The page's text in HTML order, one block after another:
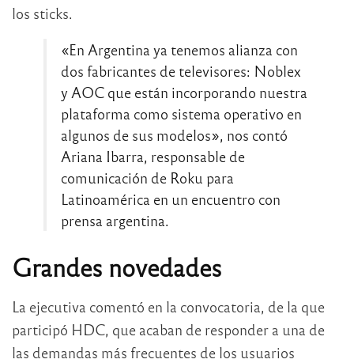
los sticks.
«En Argentina ya tenemos alianza con
dos fabricantes de televisores: Noblex
y AOC que están incorporando nuestra
plataforma como sistema operativo en
algunos de sus modelos», nos contó
Ariana Ibarra, responsable de
comunicación de Roku para
Latinoamérica en un encuentro con
prensa argentina.
Grandes novedades
La ejecutiva comentó en la convocatoria, de la que
participó HDC, que acaban de responder a una de
las demandas más frecuentes de los usuarios